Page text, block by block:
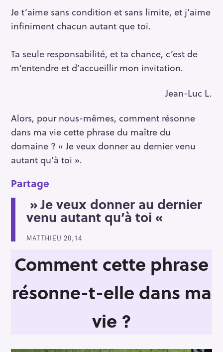
Je t’aime sans condition et sans limite, et j’aime
infiniment chacun autant que toi.
Ta seule responsabilité, et ta chance, c’est de
m’entendre et d’accueillir mon invitation.
Jean-Luc L.
Alors, pour nous-mêmes, comment résonne
dans ma vie cette phrase du maître du
domaine ? « Je veux donner au dernier venu
autant qu’à toi ».
Partage
» Je veux donner au dernier
venu autant qu’à toi «
MATTHIEU 20,14
Comment cette phrase
résonne-t-elle dans ma
vie ?